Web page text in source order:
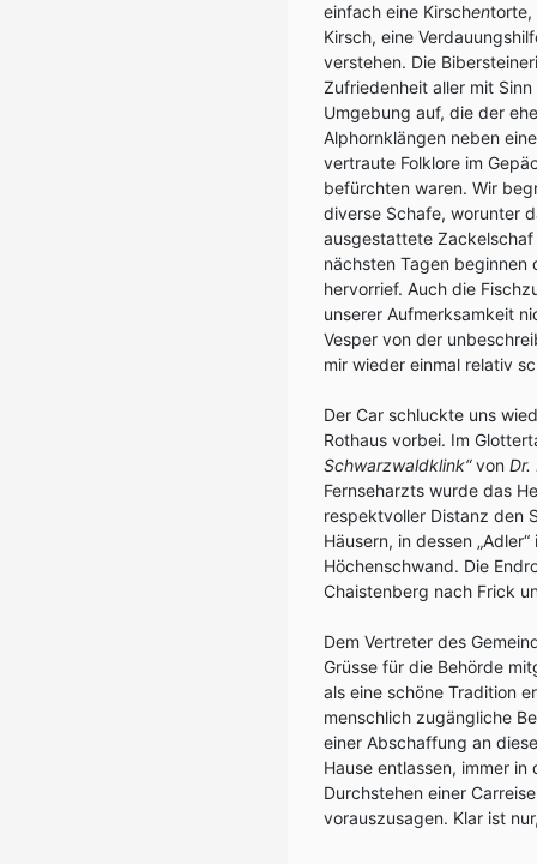
einfach eine Kirschentorte,
Kirsch, eine
verstehen. Die
Zufriedenheit aller mit
Umgebung auf, die der
Alphornklängen neben
vertraute Folklore im
befürchten waren. Wir
diverse Schafe, worunter
ausgestattete
nächsten Tagen beginnen
hervorrief. Auch die
unserer Aufmerksamkeit
Vesper von der
mir wieder einmal relativ
Der Car schluckte uns
Rothaus vorbei. Im
Schwarzwaldklink“von Dr.
Fernseharzts wurde das
respektvoller Distanz den
Häusern, in dessen
Höchenschwand. Die
Chaistenberg nach Frick
Dem Vertreter des
Grüsse für die Behörde
als eine schöne Tradition
menschlich zugängliche
einer Abschaffung an
Hause entlassen, immer
Durchstehen einer
vorauszusagen. Klar ist